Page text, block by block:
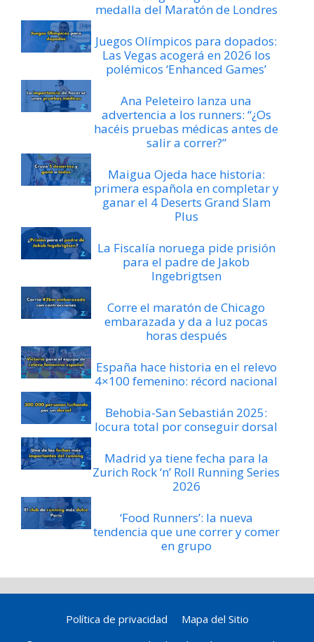
medalla del Maratón de Londres
Juegos Olímpicos para dopados:
Las Vegas acogerá en 2026 los
polémicos ‘Enhanced Games’
Ana Peleteiro lanza una
advertencia a los runners: “¿Os
hacéis pruebas médicas antes de
salir a correr?”
Maigua Ojeda hace historia:
primera española en completar y
ganar el 4 Deserts Grand Slam
Plus
La Fiscalía noruega pide prisión
para el padre de Jakob
Ingebrigtsen
Corre el maratón de Chicago
embarazada y da a luz pocas
horas después
España hace historia en el relevo
4×100 femenino: récord nacional
Behobia-San Sebastián 2025:
locura total por conseguir dorsal
Madrid ya tiene fecha para la
Zurich Rock ‘n’ Roll Running Series
2026
‘Food Runners’: la nueva
tendencia que une correr y comer
en grupo
Política de privacidad
Mapa del Sitio